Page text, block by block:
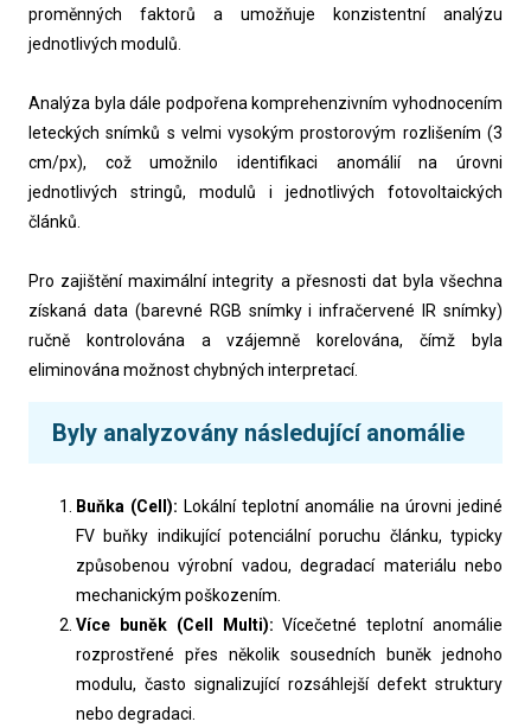
proměnných faktorů a umožňuje konzistentní analýzu
jednotlivých modulů.
Analýza byla dále podpořena komprehenzivním vyhodnocením
leteckých snímků s velmi vysokým prostorovým rozlišením (3
cm/px), což umožnilo identifikaci anomálií na úrovni
jednotlivých stringů, modulů i jednotlivých fotovoltaických
článků.
Pro zajištění maximální integrity a přesnosti dat byla všechna
získaná data (barevné RGB snímky i infračervené IR snímky)
ručně kontrolována a vzájemně korelována, čímž byla
eliminována možnost chybných interpretací.
Byly analyzovány následující anomálie
Buňka (Cell): Lokální teplotní anomálie na úrovni jediné
FV buňky indikující potenciální poruchu článku, typicky
způsobenou výrobní vadou, degradací materiálu nebo
mechanickým poškozením.
Více buněk (Cell Multi):Vícečetné teplotní anomálie
rozprostřené přes několik sousedních buněk jednoho
modulu, často signalizující rozsáhlejší defekt struktury
nebo degradaci.